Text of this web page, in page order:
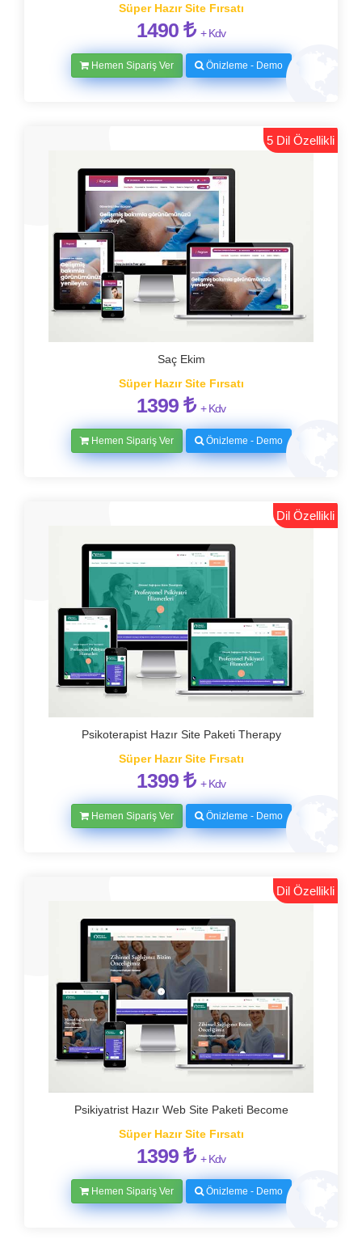
Süper Hazır Site Fırsatı
1490 + Kdv
Hemen Sipariş Ver Önizleme - Demo
5 Dil Özellikli
Saç Ekim
Süper Hazır Site Fırsatı
1399 + Kdv
Hemen Sipariş Ver Önizleme - Demo
Dil Özellikli
Psikoterapist Hazır Site Paketi Therapy
Süper Hazır Site Fırsatı
1399 + Kdv
Hemen Sipariş Ver Önizleme - Demo
Dil Özellikli
Psikiyatrist Hazır Web Site Paketi Become
Süper Hazır Site Fırsatı
1399 + Kdv
Hemen Sipariş Ver Önizleme - Demo